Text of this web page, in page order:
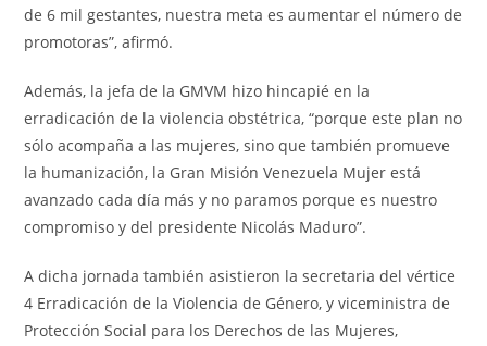
de 6 mil gestantes, nuestra meta es aumentar el número de
promotoras”, afirmó.
Además, la jefa de la GMVM hizo hincapié en la
erradicación de la violencia obstétrica, “porque este plan no
sólo acompaña a las mujeres, sino que también promueve
la humanización, la Gran Misión Venezuela Mujer está
avanzado cada día más y no paramos porque es nuestro
compromiso y del presidente Nicolás Maduro”.
A dicha jornada también asistieron la secretaria del vértice
4 Erradicación de la Violencia de Género, y viceministra de
Protección Social para los Derechos de las Mujeres,